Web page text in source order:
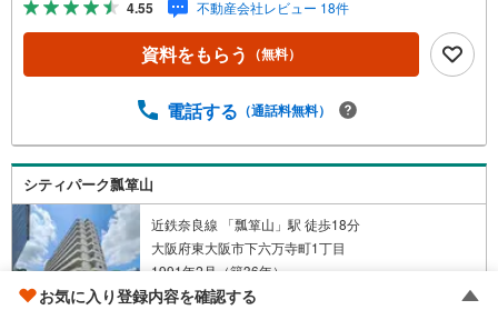
m）・じゃんぼ食鮮館石切店 徒歩19分（約1459m）・東
大阪市立石切東小学校 徒歩12分（約950m）・東大阪市立
石切中学校 徒歩24分（約1909m）ぜひお気軽にお問い合
タンダード上場企業】です！不動産購入や住宅ローンにつ
は、店舗に駐車場を完備しております）
-・-・-・-・-・-・-・-・-・-・-・-・-・
4.55 不動産会社レビュー 18件
資料をもらう （無料）
電話する （通話料無料）
シティパーク瓢箪山
近鉄奈良線 「瓢箪山」駅 徒歩18分
大阪府東大阪市下六万寺町1丁目
1991年2月（築36年）
155戸 / 地上10階建
お気に入り登録内容を確認する